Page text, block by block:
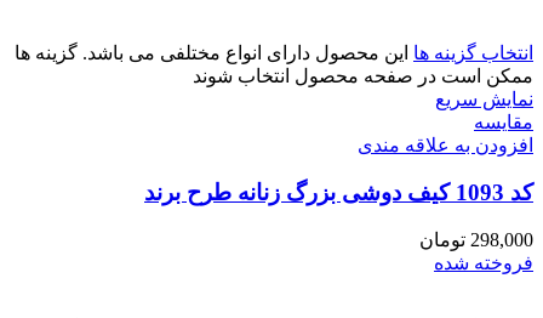
انتخاب گزینه ها این محصول دارای انواع مختلفی می باشد. گزینه ها
ممکن است در صفحه محصول انتخاب شوند
نمایش سریع
مقايسه
افزودن به علاقه مندی
کد 1093 کیف دوشی بزرگ زنانه طرح برند
298,000 تومان
فروخته شده